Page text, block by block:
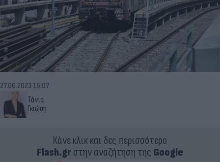
Τάνια
Γκιώση
27.06.2023 16:07
Κάνε κλικ και δες περισσότερο
Flash.grστην αναζήτηση της Google